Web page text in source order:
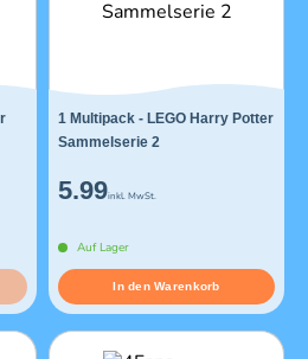
1 Multipack - LEGO Harry Potter
Sammelserie 2
5.99inkl. MwSt.
Auf Lager
In den Warenkorb